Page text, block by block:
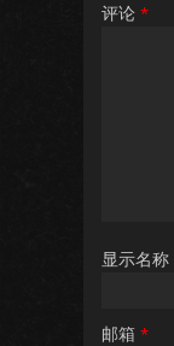
评论 *
显示名称
邮箱 *